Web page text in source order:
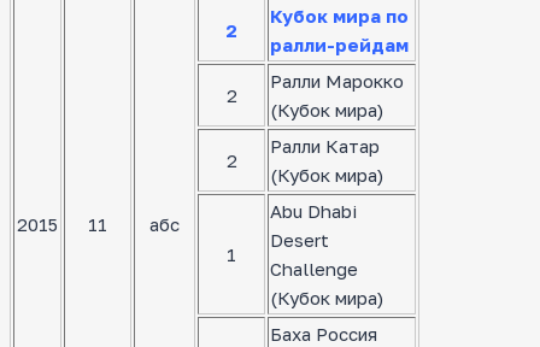
2015 11 абс
2
Кубок мира по
ралли-рейдам
2
Ралли Марокко
(Кубок мира)
2
Ралли Катар
(Кубок мира)
1
Abu Dhabi
Desert
Challenge
(Кубок мира)
Баха Россия